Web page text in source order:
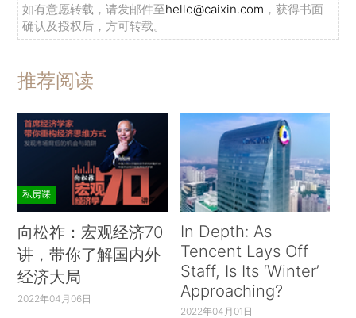
如有意愿转载，请发邮件至hello@caixin.com ，获得书面
确认及授权后，方可转载。
推荐阅读
私房课
向松祚：宏观经济70
讲，带你了解国内外
经济大局
2022年04月06日
In Depth: As
Tencent Lays Off
Staff, Is Its ‘Winter’
Approaching?
2022年04月01日